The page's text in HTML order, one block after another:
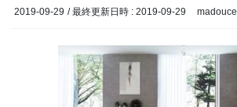
2019-09-29 / 最終更新日時 : 2019-09-29 madouce